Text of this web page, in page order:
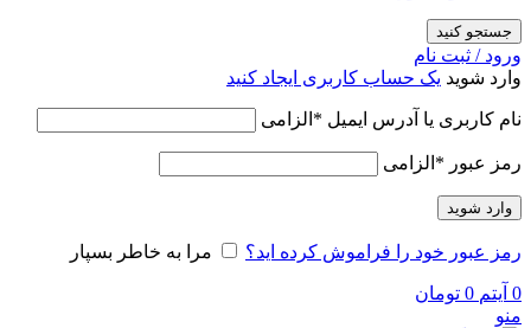
جستجو کنید
ورود / ثبت نام
وارد شوید یک حساب کاربری ایجاد کنید
نام کاربری یا آدرس ایمیل * الزامی
رمز عبور * الزامی
وارد شوید
رمز عبور خود را فراموش کرده اید؟ مرا به خاطر بسپار
0 آیتم 0 تومان
منو